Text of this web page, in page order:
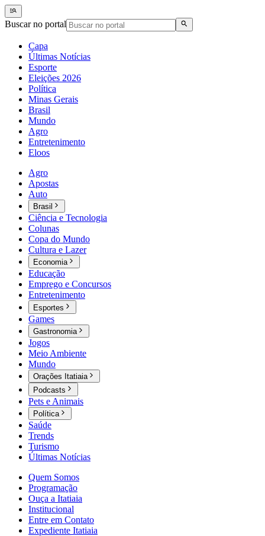
Buscar no portal
Capa
Últimas Notícias
Esporte
Eleições 2026
Política
Minas Gerais
Brasil
Mundo
Agro
Entretenimento
Eloos
Agro
Apostas
Auto
Brasil
Ciência e Tecnologia
Colunas
Copa do Mundo
Cultura e Lazer
Economia
Educação
Emprego e Concursos
Entretenimento
Esportes
Games
Gastronomia
Jogos
Meio Ambiente
Mundo
Orações Itatiaia
Podcasts
Pets e Animais
Política
Saúde
Trends
Turismo
Últimas Notícias
Quem Somos
Programação
Ouça a Itatiaia
Institucional
Entre em Contato
Expediente Itatiaia